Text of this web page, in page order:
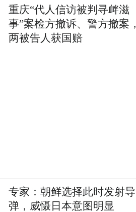
重庆“代人信访被判寻衅滋
事”案检方撤诉、警方撤案，
两被告人获国赔
专家：朝鲜选择此时发射导
弹，威慑日本意图明显